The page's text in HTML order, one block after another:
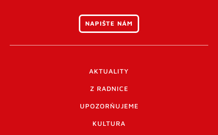
NAPIŠTE NÁM
AKTUALITY
Z RADNICE
UPOZORŇUJEME
KULTURA